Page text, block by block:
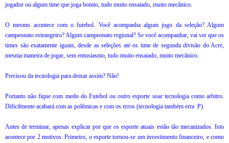
jogador ou algum time que joga bonito, tudo muito ensaiado, muito mecânico.
O mesmo acontece com o futebol. Você acompanha algum jogo da seleção? Algum
campeonato estrangeiro? Algum campeonato regional? Se você acompanhar, vai ver que os
times são exatamente iguais, desde as seleções até os time de segunda divisão do Acre,
mesma maneira de jogar, sem entusiasmo, tudo muito ensaiado, muito mecânico.
Precisou da tecnologia para deixar assim? Não!
Portanto não fique com medo do Futebol ou outro esporte usar tecnologia como arbitro.
Dificilmente acabará com as polêmicas e com os erros (tecnologia também erra :P).
Antes de terminar, apenas explicar por que os esporte atuais estão tão mecanizados. Isto
acontece por 2 motivos: Primeiro, o esporte tornou-se um investimento financeiro, e como